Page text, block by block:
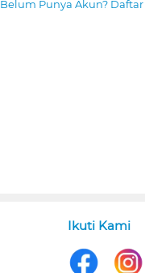
Belum Punya Akun? Daftar
Ikuti Kami